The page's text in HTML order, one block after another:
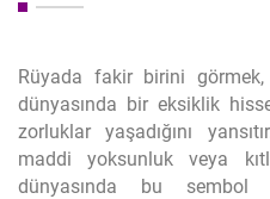
Rüyada fakir birini
dünyasında bir eksiklik
zorluklar yaşadığını
maddi yoksunluk veya
dünyasında bu sembol